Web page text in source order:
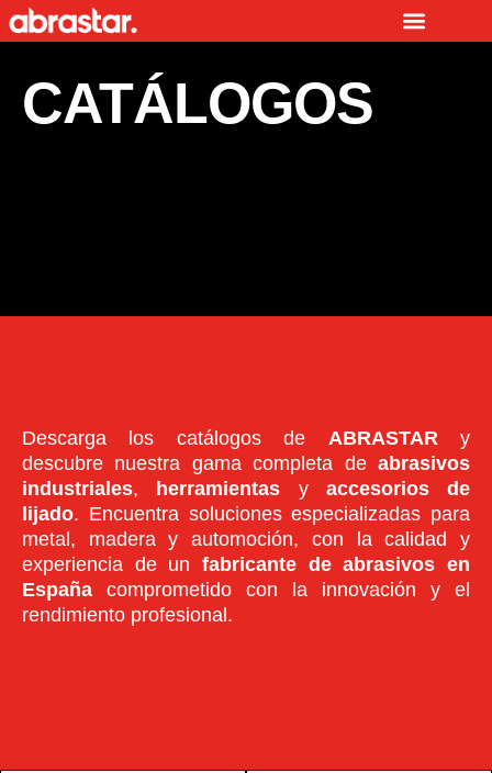
al
CATÁLOGOS
Descarga los catálogos de ABRASTAR y
descubre nuestra gama completa de abrasivos
industriales, herramientas y accesorios de
lijado. Encuentra soluciones especializadas para
metal, madera y automoción, con la calidad y
experiencia de un fabricante de abrasivos en
España comprometido con la innovación y el
rendimiento profesional.